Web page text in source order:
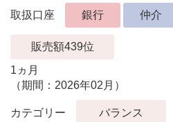
取扱口座 銀行 仲介
販売額439位
1ヵ月
（期間：2026年02月）
カテゴリー バランス